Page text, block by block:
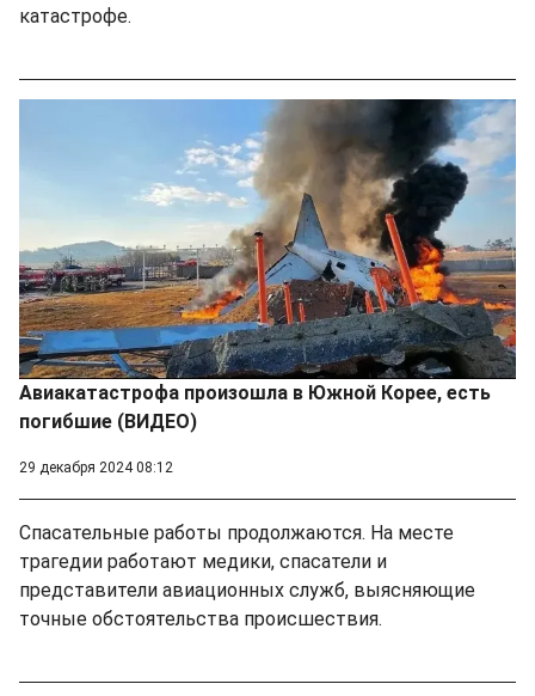
катастрофе.
Авиакатастрофа произошла в Южной Корее, есть
погибшие (ВИДЕО)
29 декабря 2024 08:12
Спасательные работы продолжаются. На месте
трагедии работают медики, спасатели и
представители авиационных служб, выясняющие
точные обстоятельства происшествия.